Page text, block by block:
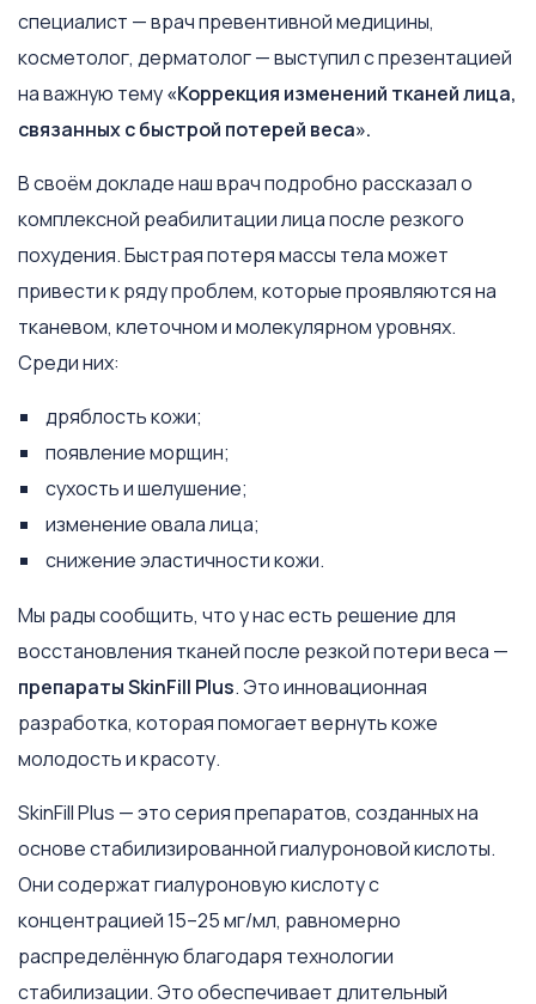
специалист — врач превентивной медицины,
косметолог, дерматолог — выступил с презентацией
на важную тему«Коррекция изменений тканей лица,
связанных с быстрой потерей веса».
В своём докладе наш врач подробно рассказал о
комплексной реабилитации лица после резкого
похудения. Быстрая потеря массы тела может
привести к ряду проблем, которые проявляются на
тканевом, клеточном и молекулярном уровнях.
Среди них:
дряблость кожи;
появление морщин;
сухость и шелушение;
изменение овала лица;
снижение эластичности кожи.
Мы рады сообщить, что у нас есть решение для
восстановления тканей после резкой потери веса —
препараты SkinFill Plus. Это инновационная
разработка, которая помогает вернуть коже
молодость и красоту.
SkinFill Plus — это серия препаратов, созданных на
основе стабилизированной гиалуроновой кислоты.
Они содержат гиалуроновую кислоту с
концентрацией 15–25 мг/мл, равномерно
распределённую благодаря технологии
стабилизации. Это обеспечивает длительный